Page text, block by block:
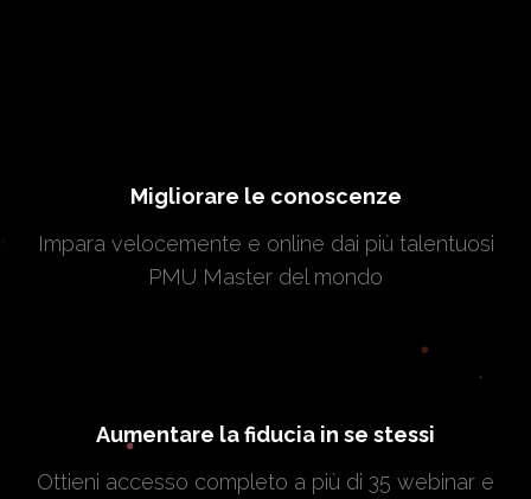
Migliorare le conoscenze
Impara velocemente e online dai più talentuosi
PMU Master del mondo
Aumentare la fiducia in se stessi
Ottieni accesso completo a più di 35 webinar e